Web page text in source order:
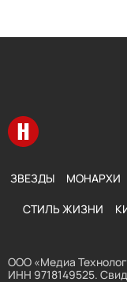
Перейти на главную
ЗВЕЗДЫ МОНАРХИ
СТИЛЬ ЖИЗНИ
ООО «Медиа
ИНН 9718149525.